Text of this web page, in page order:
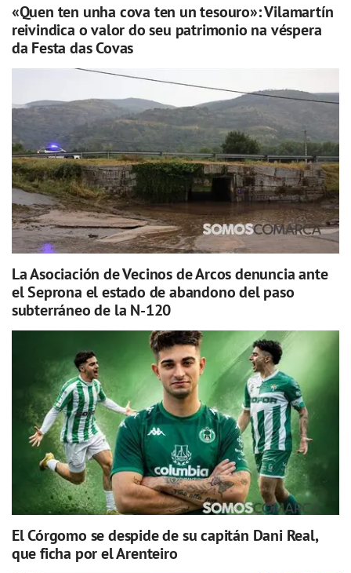
«Quen ten unha cova ten un tesouro»: Vilamartín
reivindica o valor do seu patrimonio na véspera
da Festa das Covas
La Asociación de Vecinos de Arcos denuncia ante
el Seprona el estado de abandono del paso
subterráneo de la N-120
El Córgomo se despide de su capitán Dani Real,
que ficha por el Arenteiro